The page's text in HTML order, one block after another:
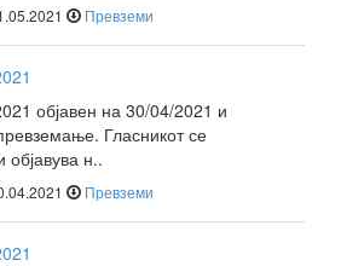
Превземи
- 2021
објавен на 30/04/2021 и
Гласникот се
објавува н..
Превземи
- 2021